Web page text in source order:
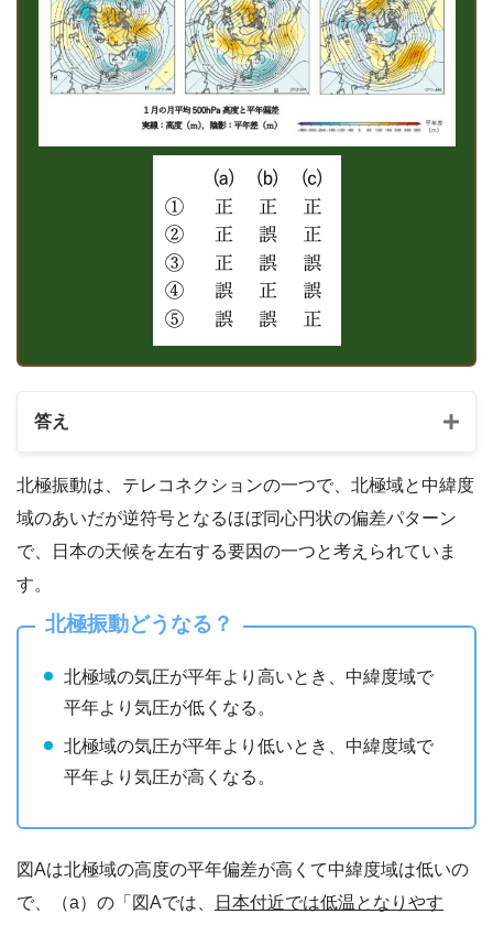
答え
北極振動は、テレコネクションの一つで、北極域と中緯度
域のあいだが逆符号となるほぼ同心円状の偏差パターン
で、日本の天候を左右する要因の一つと考えられていま
す。
北極振動どうなる？
北極域の気圧が平年より高いとき、中緯度域で
平年より気圧が低くなる。
北極域の気圧が平年より低いとき、中緯度域で
平年より気圧が高くなる。
図Aは北極域の高度の平年偏差が高くて中緯度域は低いの
で、（a）の「図Aでは、
日本付近では低温となりやす